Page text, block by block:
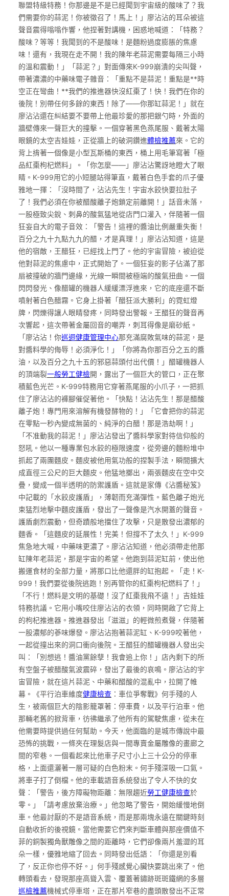
聯盟特級特務！你那邊是不是已經聞到宇宙級的酸味了？我
們需要你的蒜泥！你被徵召了！馬上！」廖沾沾的耳朵被這
聲音震得嗡嗡作響，他捏著對講機，困惑地喊道：「特務？
酸味？等等！我聞到的不是酸味！是麵粉過度膨脹的焦慮
味！還有，我現在走不開！我的陳年老蒜泥需要每隔三小時
的溫和震動！」「蒜泥？」對面傳來K-999崩潰的尖叫聲，
帶著濃濃的中藥味電子雜音：「重點不是蒜泥！重點是**時
空正在彎曲！**我們的推進器快沒紅棗了！快！我們在你的
後院！別帶任何多餘的東西！除了——你那缸蒜泥！」就在
廖沾沾還在糾結要不要帶上他最珍愛的那把銀勺時，外面的
牆壁傳來一聲巨大的撞擊。一個穿著黑色燕尾服、戴著太陽
眼鏡的太空吉娃娃，正從牆上的破洞鑽進體檢推薦來。它的
背上揹著一個像是小型瓦斯桶的東西，桶上用毛筆寫著「極
品紅棗枸杞燃料」。「你怎麼——」廖沾沾驚訝地瞪大了眼
睛。K-999用它的小短腿站得筆直，戴著白色手套的爪子優
雅地一揮：「沒時間了，沾沾先生！宇宙水餃快要拉肚子
了！我們必須在你被醋酸離子炮鎖定前離開！」話音未落，
一股極致尖銳、刺鼻的酸氣猛地從店門口灌入，伴隨著一個
狂妄自大的電子音效：「警告！這裡的醬油比例嚴重失衡！
百分之九十九點九九的醋，才是真理！」廖沾沾知道，這是
他的宿敵，王醋狂，已經找上門了。他的宇宙冒險，被迫從
他對蒜泥的焦慮中，正式開始了。一個狂妄的影子佔滿了那
扇被撞破的牆門邊緣，光線一瞬間被極端的酸氣扭曲。一個
閃閃發光、像醋罐的機器人緩緩漂浮進來，它的底座還不斷
噴射著白色醋霧。它身上掛著「醋狂派大勝利」的霓虹燈
牌，閃爍得讓人眼睛發疼，同時發出警報。王醋狂的聲音再
次響起，這次帶著金屬回音的嘲弄，刺耳得像是磨砂紙。
「廖沾沾！你巡迴健康管理中心那充滿腐敗氣味的蒜泥，是
對醬料學的侮辱！必須淨化！」「你將為你那百分之五的醬
油，以及百分之九十五的邪惡蒜頭付出代價！」醋罐機器人
的頂端裂一般勞工健檢開，露出了一個巨大的管口，正在聚
積藍色光芒。K-999特務用它穿著燕尾服的小爪子，一把抓
住了廖沾沾的褲腳催促著他。「快點！沾沾先生！那是醋酸
離子炮！專門用來溶解有機發酵物的！」「它會把你的蒜泥
在零點一秒內變成無菌的、純淨的白醋！那是浩劫啊！」
「不准動我的蒜泥！」廖沾沾發出了醬料學家對待信仰般的
怒吼。他以一種專業包水餃的極限速度，從旁邊的麵粉堆中
抓起了兩團麵皮。麵皮被他用氣功般的捏製手法，瞬間擴大
成直徑三公尺的巨大麵皮。他猛地擲出，兩張麵皮在空中交
疊，變成一個半透明的防禦護盾。這就是家傳《沾醬秘笈》
中記載的「水餃皮護盾」，薄韌而充滿彈性。藍色離子炮光
束猛烈地擊中麵皮護盾，發出了一聲像是汽水開蓋的聲音。
護盾劇烈震動，但奇蹟般地擋住了攻擊，只是散發出濃郁的
麵香。「這麵皮的延展性！完美！但撐不了太久！」K-999
焦急地大喊，中藥味更濃了。廖沾沾知道，他必須帶走他那
缸陳年老蒜泥，那是宇宙的希望。他跑到蒜泥缸前，使出他
搬運食材的全部力量，將那口比他還胖的缸抱起。「走！K-
999！我們要從後院逃跑！別再管你的紅棗枸杞燃料了！」
「不行！燃料是文明的基礎！沒了紅棗我飛不遠！」吉娃娃
特務抗議。它用小嘴咬住廖沾沾的衣領，同時開啟了它背上
的枸杞推進器。推進器發出「滋滋」的輕微煎煮聲，伴隨著
一股濃郁的蔘味爆發。廖沾沾抱著蒜泥缸、K-999咬著他，
一起從撞出來的洞口衝向後院。王醋狂的醋罐機器人發出尖
叫：「別想逃！醬油黨餘孽！我會追上你！」店內剩下的所
有空盤子被醋酸氣波震碎，發出了最後的哀鳴。廖沾沾的宇
宙冒險，就在這片蒜泥、中藥和醋酸的混亂中，拉開了帷
幕。《平行泊車維度健康檢查 ：車位爭奪戰》何手殘的人
生，被兩個巨大的陰影籠罩著：停車費，以及平行泊車。他
那輛老舊的掀背車，彷彿繼承了他所有的駕駛焦慮，從未在
他需要時提供過任何幫助。今天，他面臨的是城市傳說中最
恐怖的挑戰，一條夾在理髮店與一間專賣金屬雕像的畫廊之
間的窄巷。一個看起來比他車子尺寸小上三十公分的停車
格，上面還灑著一層可疑的白色粉末。何手殘深吸一口氣。
將車子打了倒檔。他的車載語音系統發出了令人不快的女
聲：「警告，後方障礙物距離：無限趨近勞工健康檢查於
零。」「請考慮放棄治療。」他忽略了警告，開始緩慢地倒
車。他最討厭的不是語音系統，而是那兩塊永遠在關鍵時刻
自動收折的後視鏡。當他需要它們來判斷車體與那座價值不
菲的銅製獨角獸雕像之間的距離時，它們卻像兩片羞澀的耳
朵一樣，優雅地縮了回去。同時發出低語：「你還是別看
了，反正你也停不好。」何手殘感覺心臟快要跳出來了。他
轉頭看去，發現那座高聳入雲、覆蓋著鏽跡斑斑鐵網的多層
巡檢推薦機械式停車塔，正在那片窄巷的盡頭散發出不正常